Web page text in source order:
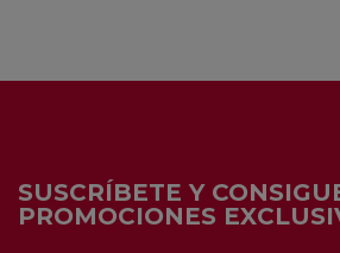
SUSCRÍBETE Y
PROMOCIONES